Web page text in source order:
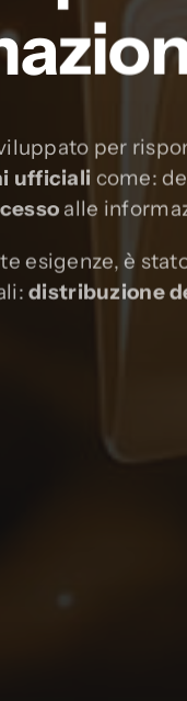
per
ufficiali come:
alle
esigenze, è
distribuzione